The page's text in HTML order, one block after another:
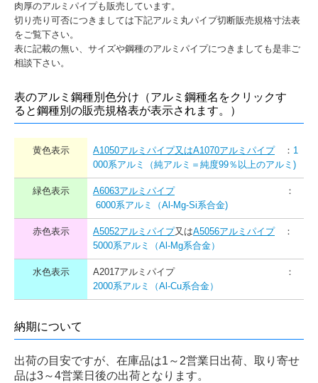
特定商取引法に基づく表記
アルミ資料（規格・特徴)
採用情報（事務職）
肉厚のアルミパイプも販売しています。
切り売り可否につきましては下記アルミ丸パイプ切断販売規格寸法表
をご覧下さい。
表に記載の無い、サイズや鋼種のアルミパイプにつきましても是非ご
相談下さい。
表のアルミ鋼種別色分け（アルミ鋼種名をクリックす
ると鋼種別の販売規格表が表示されます。）
黄色表示 A1050アルミパイプ又はA1070アルミパイプ： 1
000系アルミ（純アルミ＝純度99％以上のアルミ)
緑色表示 A6063アルミパイプ：
6000系アルミ（Al-Mg-Si系合金)
赤色表示 A5052アルミパイプ又はA5056アルミパイプ：
5000系アルミ（Al-Mg系合金）
水色表示
A2017アルミパイプ ：
2000系アルミ（Al-Cu系合金）
納期について
出荷の目安ですが、在庫品は1～2営業日出荷、取り寄せ
品は3～4営業日後の出荷となります。